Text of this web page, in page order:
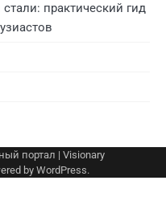
практический гид
портал | Visionary
by WordPress.